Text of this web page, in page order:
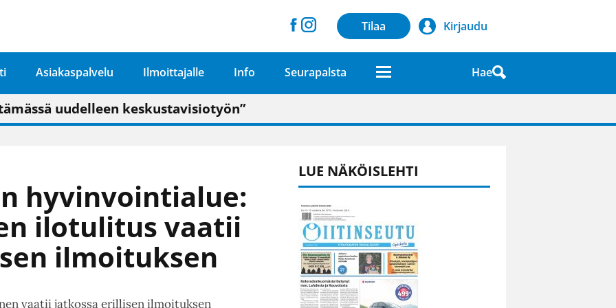
Tilaa Kirjaudu
Asiakaspalvelu Ilmoittajalle Info Seurapalsta Hae
pitäisi näkyä hieman parempana painojäljen laatuna lehdessä
on valoisa
uudelleen keskustavisiotyön”
omavaraisemmin kuin kaupungissa"
hyvinvointialue:
ilotulitus vaatii
ilmoituksen
vaatii jatkossa erillisen ilmoituksen
LUE NÄKÖISLEHTI